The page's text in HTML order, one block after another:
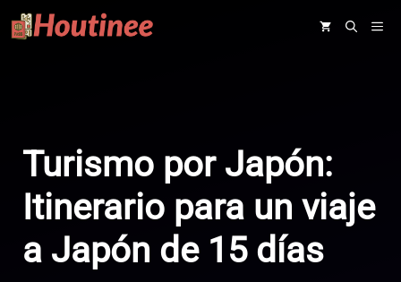
Saltar
al
Turismo por Japón:
Itinerario para un viaje
a Japón de 15 días